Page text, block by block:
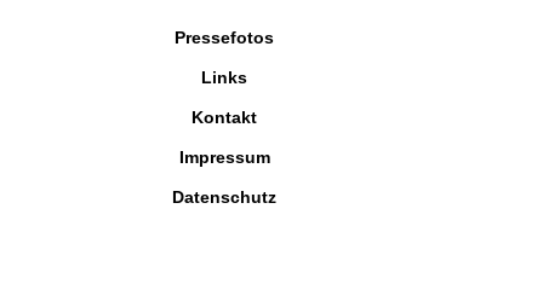
Pressefotos
Links
Kontakt
Impressum
Datenschutz